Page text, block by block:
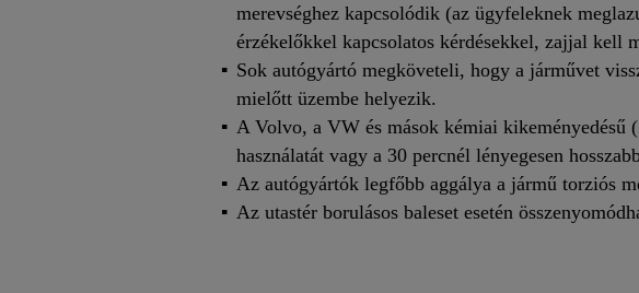
merevséghez kapcsolódik (az ügyfeleknek
érzékelőkkel kapcsolatos kérdésekkel, zajjal kell
Sok autógyártó megköveteli, hogy a járművet
mielőtt üzembe helyezik.
A Volvo, a VW és mások kémiai kikeményedésű
használatát vagy a 30 percnél lényegesen
Az autógyártók legfőbb aggálya a jármű torziós
Az utastér borulásos baleset esetén